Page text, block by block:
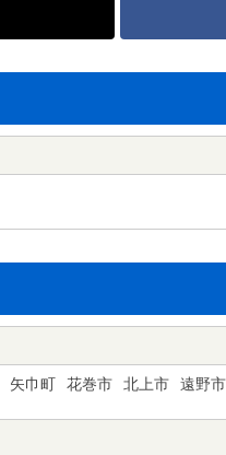
矢巾町 花巻市 北上市 遠野市